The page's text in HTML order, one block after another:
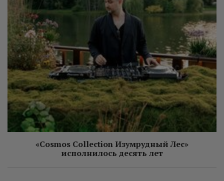
«Cosmos Collection Изумрудный Лес»
исполнилось десять лет